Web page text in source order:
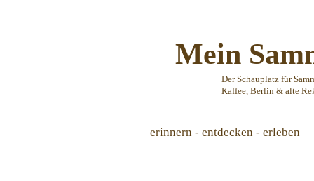
Mein
Der Schauplatz für
Kaffee, Berlin & alte
erinnern - entdecken - erleben